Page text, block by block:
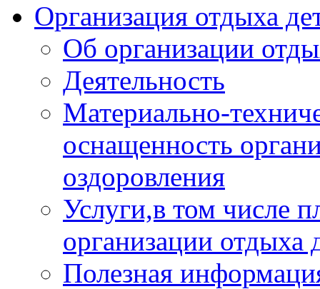
Организация отдыха
Об организации
Деятельность
Материально-
оснащенность
оздоровления
Услуги,в том числе
организации отдыха
Полезная